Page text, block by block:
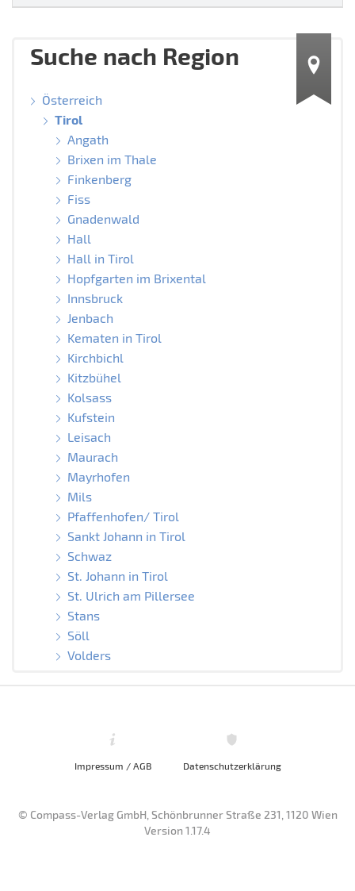
Suche nach Region
Österreich
Tirol
Angath
Brixen im Thale
Finkenberg
Fiss
Gnadenwald
Hall
Hall in Tirol
Hopfgarten im Brixental
Innsbruck
Jenbach
Kematen in Tirol
Kirchbichl
Kitzbühel
Kolsass
Kufstein
Leisach
Maurach
Mayrhofen
Mils
Pfaffenhofen/ Tirol
Sankt Johann in Tirol
Schwaz
St. Johann in Tirol
St. Ulrich am Pillersee
Stans
Söll
Volders
Impressum / AGB Datenschutzerklärung
© Compass-Verlag GmbH, Schönbrunner Straße 231, 1120 Wien
Version 1.17.4